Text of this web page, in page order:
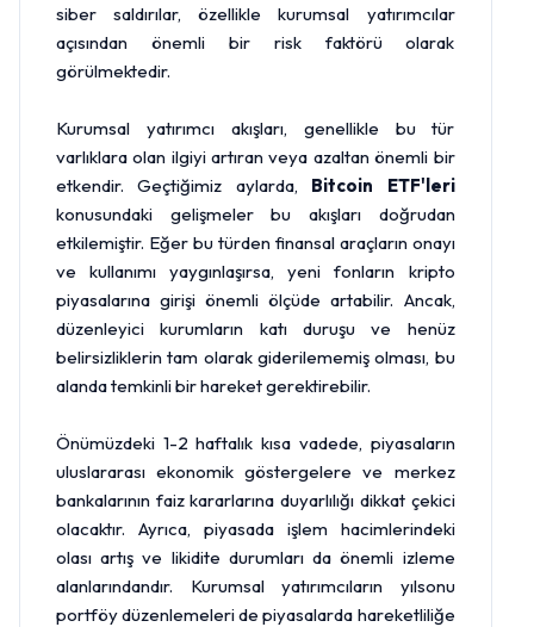
siber saldırılar, özellikle kurumsal yatırımcılar
açısından önemli bir risk faktörü olarak
görülmektedir.
Kurumsal yatırımcı akışları, genellikle bu tür
varlıklara olan ilgiyi artıran veya azaltan önemli bir
etkendir. Geçtiğimiz aylarda, Bitcoin ETF'leri
konusundaki gelişmeler bu akışları doğrudan
etkilemiştir. Eğer bu türden finansal araçların onayı
ve kullanımı yaygınlaşırsa, yeni fonların kripto
piyasalarına girişi önemli ölçüde artabilir. Ancak,
düzenleyici kurumların katı duruşu ve henüz
belirsizliklerin tam olarak giderilememiş olması, bu
alanda temkinli bir hareket gerektirebilir.
Önümüzdeki 1-2 haftalık kısa vadede, piyasaların
uluslararası ekonomik göstergelere ve merkez
bankalarının faiz kararlarına duyarlılığı dikkat çekici
olacaktır. Ayrıca, piyasada işlem hacimlerindeki
olası artış ve likidite durumları da önemli izleme
alanlarındandır. Kurumsal yatırımcıların yılsonu
portföy düzenlemeleri de piyasalarda hareketliliğe